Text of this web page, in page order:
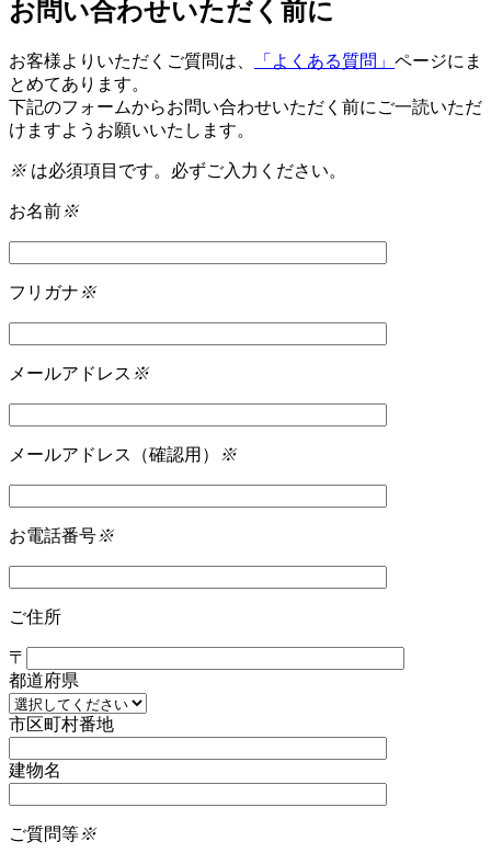
お問い合わせいただく前に
お客様よりいただくご質問は、 「よくある質問」 ページにま
とめてあります。
下記のフォームからお問い合わせいただく前にご一読いただ
けますようお願いいたします。
※ は必須項目です。必ずご入力ください。
お名前※
フリガナ ※
メールアドレス ※
メールアドレス（確認用） ※
お電話番号※
ご住所
〒
都道府県
市区町村番地
建物名
ご質問等※